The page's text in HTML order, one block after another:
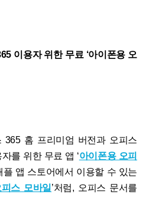
이용자 위한 무료 ‘아이폰용 오
365 홈 프리미엄 버전과 오피스
를 위한 무료 앱 ‘아이폰용 오피
플 앱 스토어에서 이용할 수 있는
스 모바일 ’처럼, 오피스 문서를